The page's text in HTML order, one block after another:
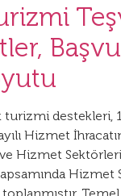
turizmi destekleri,
Hizmet
ve Hizmet
Hizmet